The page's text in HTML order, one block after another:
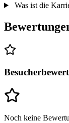
Was ist die
Noch keine